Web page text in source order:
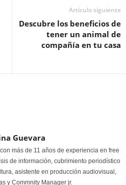
Artículo siguiente
Descubre los beneficios de
tener un animal de
compañía en tu casa
Guevara
más de 11 años de experiencia en free
de información, cubrimiento periodístico
asistente en producción audiovisual,
y Commnity Manager jr.